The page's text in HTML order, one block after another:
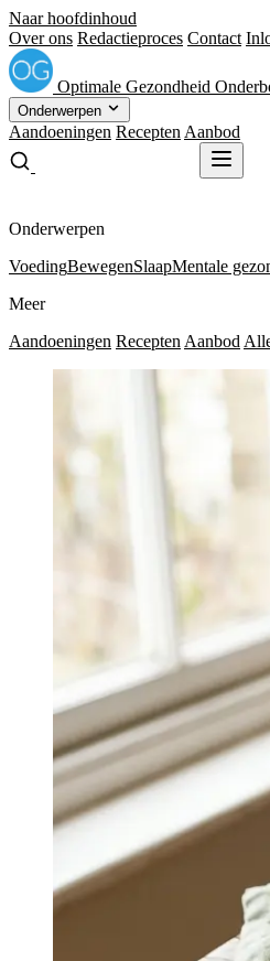
Naar hoofdinhoud
Over ons Redactieproces Contact
Optimale Gezondheid
Onderwerpen
Aandoeningen Recepten Aanbod
Onderwerpen
VoedingBewegenSlaapMentale
Meer
Aandoeningen Recepten Aanbod